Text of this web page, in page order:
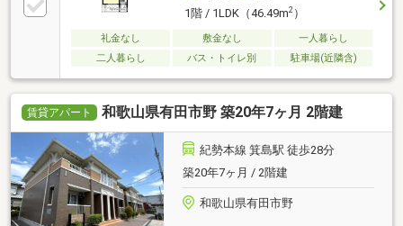
1階 / 1LDK（46.49m2）
礼金なし 敷金なし
一人暮らし
二人暮らし
バス・トイレ別 駐車場(近隣含)
賃貸アパート 和歌山県有田市野 築20年7ヶ月 2階建
紀勢本線 箕島駅 徒歩28分
築20年7ヶ月 / 2階建
和歌山県有田市野